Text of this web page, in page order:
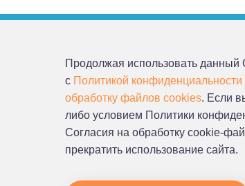
Благотворительные фонды
Продолжая использовать данный
с Политикой конфиденциальности
обработку файлов cookies. Если
либо условием Политики
Согласия на обработку cookie-
прекратить использование сайта.